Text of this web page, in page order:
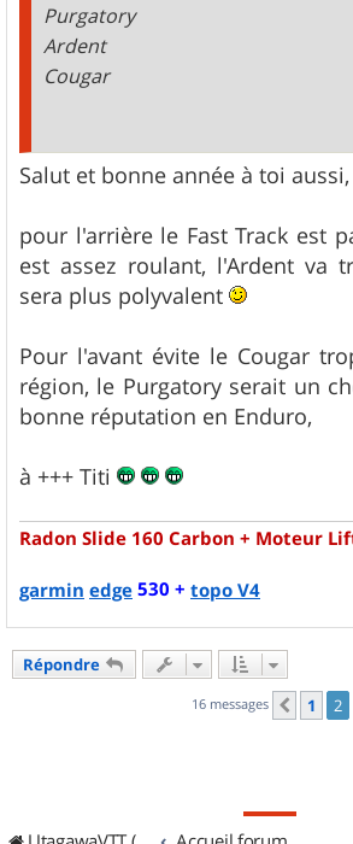
Purgatory
Ardent
Cougar
Salut et bonne année à toi aussi,
pour l'arrière le Fast Track est
est assez roulant, l'Ardent va
sera plus polyvalent
Pour l'avant évite le Cougar
région, le Purgatory serait un
bonne réputation en Enduro,
à +++ Titi
Radon Slide 160 Carbon + Moteur
garmin edge530 + topo V4
Répondre
16 messages 1 2